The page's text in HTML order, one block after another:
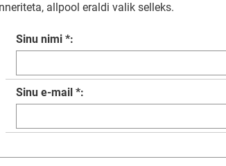
allpool eraldi valik selleks.
Sinu nimi *:
Sinu e-mail *: